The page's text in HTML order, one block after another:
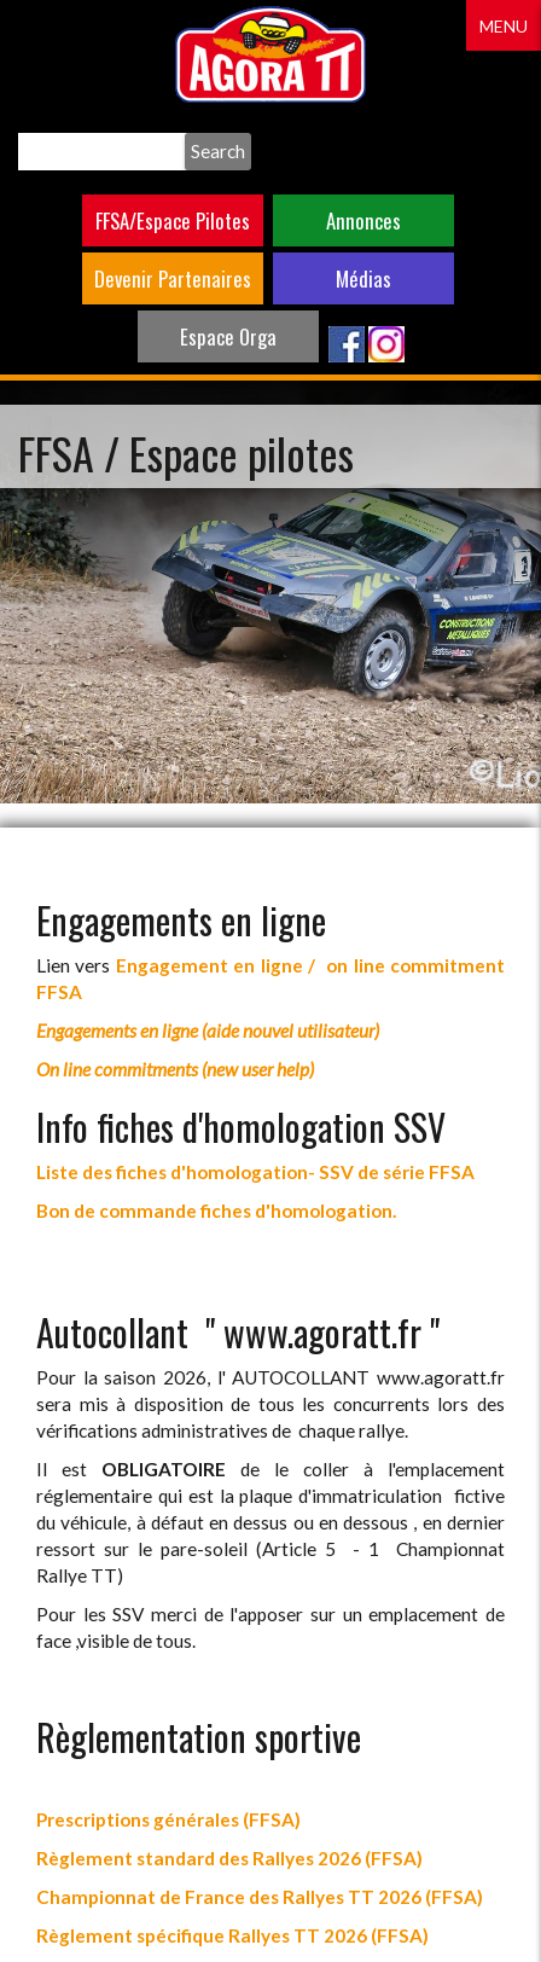
FFSA/Espace Pilotes
Annonces
Devenir Partenaires
Médias
Espace Orga
MENU
FFSA / Espace pilotes
Engagements en ligne
Lien vers Engagement en ligne / on line commitment
FFSA
Engagements en ligne (aide nouvel utilisateur)
On line commitments (new user help)
Info fiches d'homologation SSV
Liste des fiches d'homologation- SSV de série FFSA
Bon de commande fiches d'homologation.
Autocollant " www.agoratt.fr "
Pour la saison 2026, l' AUTOCOLLANT www.agoratt.fr
sera mis à disposition de tous les concurrents lors des
vérifications administratives de chaque rallye.
Il est OBLIGATOIRE de le coller à l'emplacement
réglementaire qui est la plaque d'immatriculation fictive
du véhicule, à défaut en dessus ou en dessous , en dernier
ressort sur le pare-soleil (Article 5 - 1 Championnat
Rallye TT)
Pour les SSV merci de l'apposer sur un emplacement de
face ,visible de tous.
Règlementation sportive
Prescriptions générales (FFSA)
Règlement standard des Rallyes 2026 (FFSA)
Championnat de France des Rallyes TT 2026 (FFSA)
Règlement spécifique Rallyes TT 2026 (FFSA)